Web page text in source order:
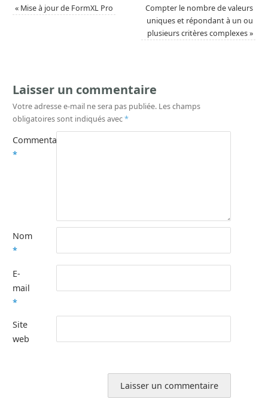
« Mise à jour de FormXL Pro
Compter le nombre de valeurs
uniques et répondant à un ou
plusieurs critères complexes»
Laisser un commentaire
Votre adresse e-mail ne sera pas publiée. Les champs
obligatoires sont indiqués avec*
Commentaire
*
Nom
*
E-
mail
*
Site
web